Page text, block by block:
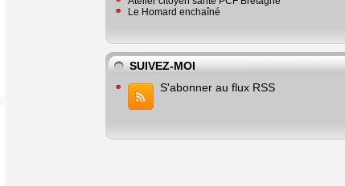
Le Homard enchaîné
SUIVEZ-MOI
S'abonner au flux RSS